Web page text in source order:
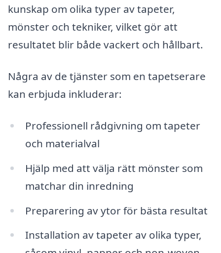
kunskap om olika typer av tapeter,
mönster och tekniker, vilket gör att
resultatet blir både vackert och hållbart.
Några av de tjänster som en tapetserare
kan erbjuda inkluderar:
Professionell rådgivning om tapeter
och materialval
Hjälp med att välja rätt mönster som
matchar din inredning
Preparering av ytor för bästa resultat
Installation av tapeter av olika typer,